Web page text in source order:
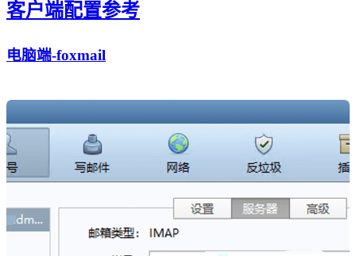
客户端配置参考
电脑端-foxmail